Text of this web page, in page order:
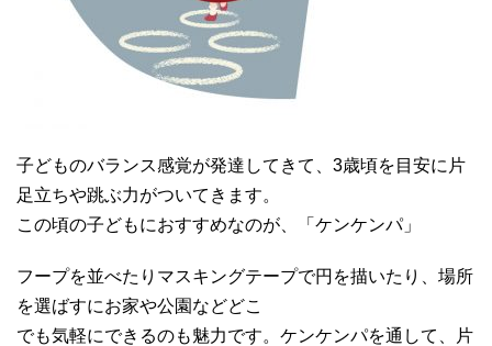
子どものバランス感覚が発達してきて、3歳頃を目安に片
足立ちや跳ぶ力がついてきます。
この頃の子どもにおすすめなのが、「ケンケンパ」
フープを並べたりマスキングテープで円を描いたり、場所
を選ばすにお家や公園などどこ
でも気軽にできるのも魅力です。ケンケンパを通して、片